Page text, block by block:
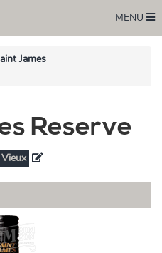
MENU
James
Reserve
Vieux